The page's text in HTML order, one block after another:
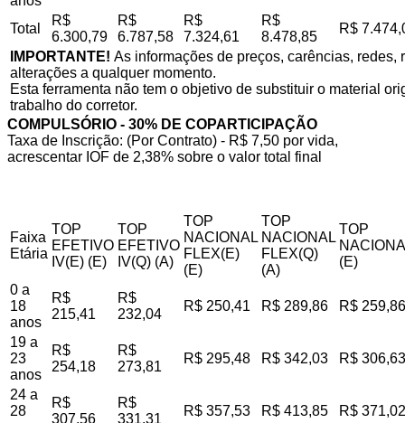
Total
R$
6.300,79
R$
6.787,58
R$
7.324,61
R$
8.478,85
R$
IMPORTANTE! As informações de preços, carências,
alterações a qualquer momento.
Esta ferramenta não tem o objetivo de substituir o material
trabalho do corretor.
COMPULSÓRIO - 30% DE COPARTICIPAÇÃO
Taxa de Inscrição: (Por Contrato) - R$ 7,50 por vida,
acrescentar IOF de 2,38% sobre o valor total final
Faixa
Etária
TOP
EFETIVO
IV(E) (E)
TOP
EFETIVO
IV(Q) (A)
TOP
NACIONAL
FLEX(E)
(E)
TOP
NACIONAL
FLEX(Q)
(A)
TOP
(E)
0 a
18
anos
R$
215,41
R$
232,04
R$ 250,41 R$ 289,86 R$ 259,86
19 a
23
anos
R$
254,18
R$
273,81
R$ 295,48 R$ 342,03 R$ 306,63
24 a
28
R$
307,56
R$
331,31
R$ 357,53 R$ 413,85 R$ 371,02